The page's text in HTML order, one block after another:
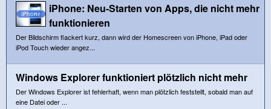
iPhone: Neu-Starten von Apps, die nicht mehr
funktionieren
Der Bildschirm flackert kurz, dann wird der Homescreen von iPhone, iPad oder
iPod Touch wieder angez...
Windows Explorer funktioniert plötzlich nicht mehr
Der Windows Explorer ist fehlerhaft, wenn man plötzlich feststellt, sobald man auf
eine Datei oder ...